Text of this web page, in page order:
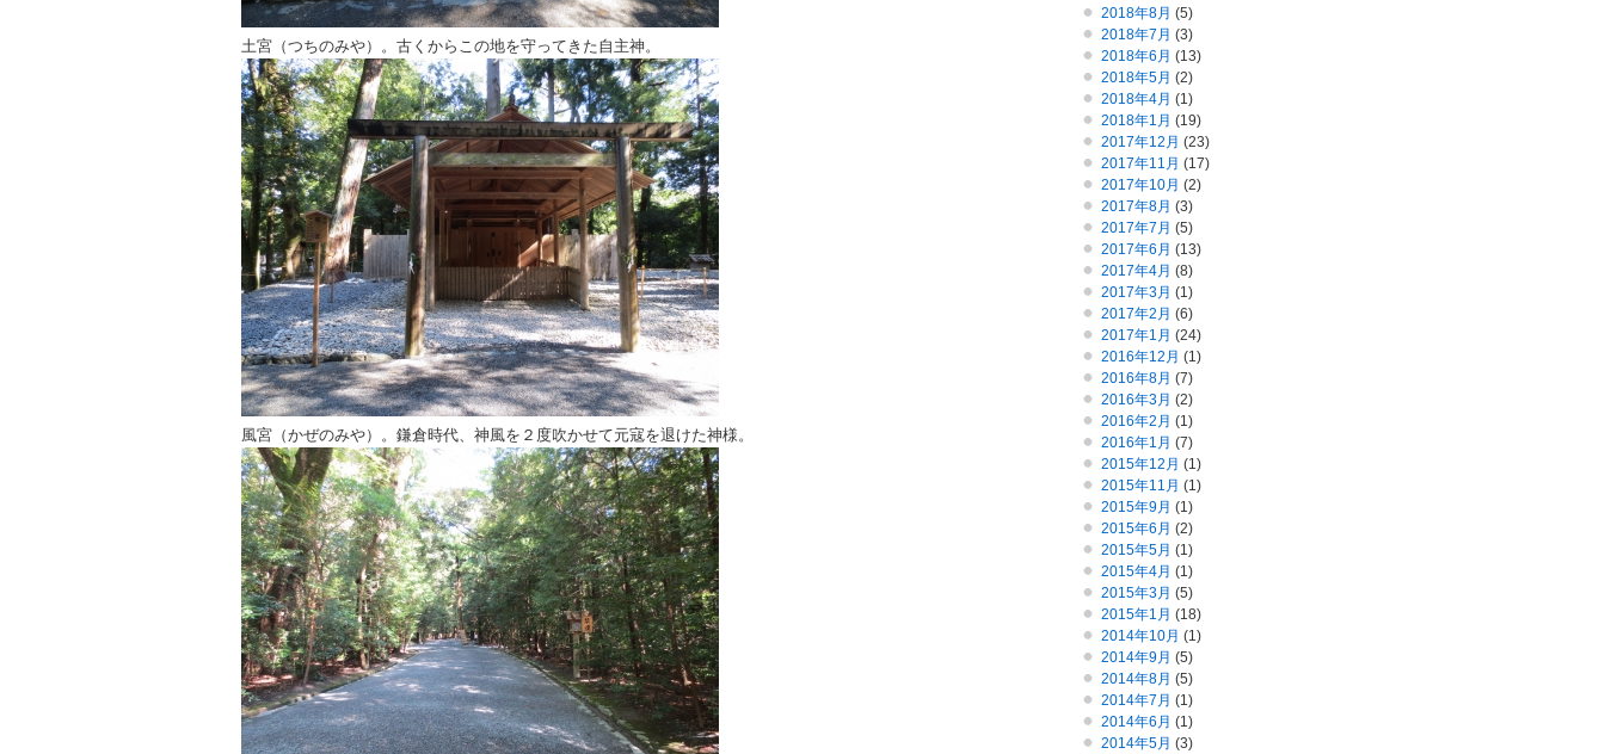
土宮（つちのみや）。古くからこの地を守ってきた自主神。
風宮（かぜのみや）。鎌倉時代、神風を２度吹かせて元寇を退けた神様。
2018年8月 (5)
2018年7月 (3)
2018年6月 (13)
2018年5月 (2)
2018年4月 (1)
2018年1月 (19)
2017年12月 (23)
2017年11月 (17)
2017年10月 (2)
2017年8月 (3)
2017年7月 (5)
2017年6月 (13)
2017年4月 (8)
2017年3月 (1)
2017年2月 (6)
2017年1月 (24)
2016年12月 (1)
2016年8月 (7)
2016年3月 (2)
2016年2月 (1)
2016年1月 (7)
2015年12月 (1)
2015年11月 (1)
2015年9月 (1)
2015年6月 (2)
2015年5月 (1)
2015年4月 (1)
2015年3月 (5)
2015年1月 (18)
2014年10月 (1)
2014年9月 (5)
2014年8月 (5)
2014年7月 (1)
2014年6月 (1)
2014年5月 (3)